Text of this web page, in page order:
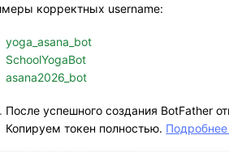
корректных username:
yoga_asana_bot
SchoolYogaBot
asana2026_bot
После успешного создания BotFather
Копируем токен полностью. Подробнее